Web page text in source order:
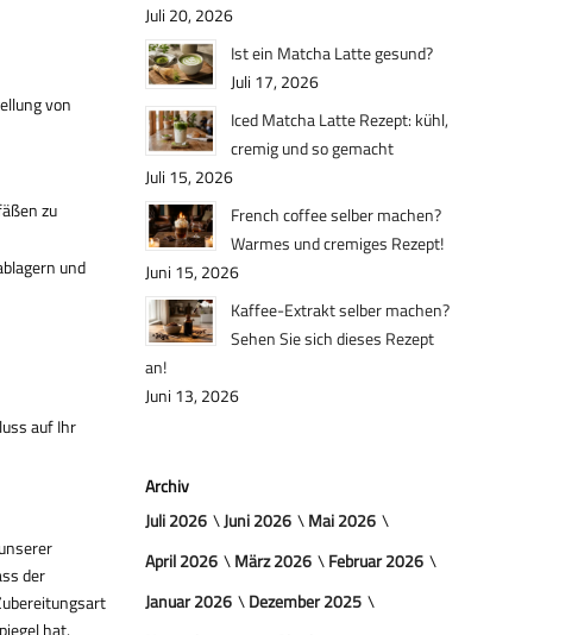
von
zu
und
auf Ihr
der
hat.
Juli 20, 2026
Ist ein Matcha Latte gesund?
Juli 17, 2026
Iced Matcha Latte Rezept: kühl,
cremig und so gemacht
Juli 15, 2026
French coffee selber machen?
Warmes und cremiges Rezept!
Juni 15, 2026
Kaffee-Extrakt selber machen?
Sehen Sie sich dieses Rezept
an!
Juni 13, 2026
Archiv
Juli 2026
Juni 2026
Mai 2026
April 2026
März 2026
Februar 2026
Januar 2026
Dezember 2025